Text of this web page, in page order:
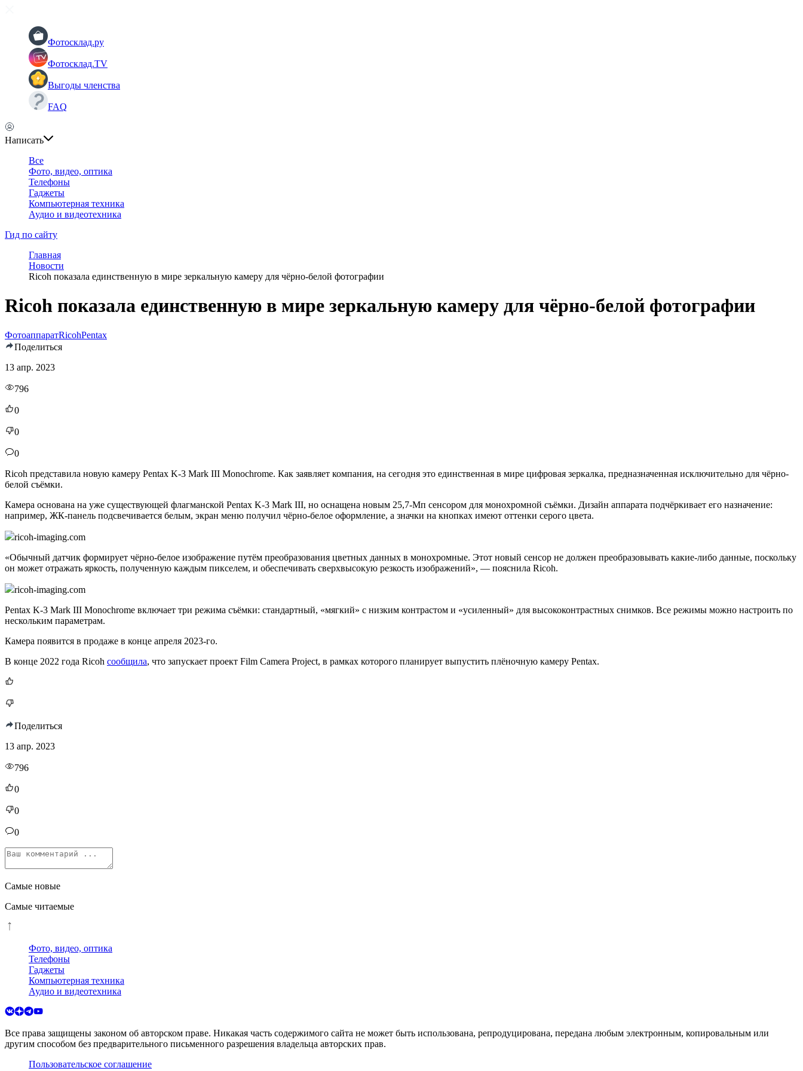
Фотосклад.ру
Фотосклад.TV
Выгоды членства
FAQ
Написать
Все
Фото, видео, оптика
Телефоны
Гаджеты
Компьютерная техника
Аудио и видеотехника
Гид по сайту
Главная
Новости
Ricoh показала единственную в мире зеркальную камеру для чёрно-белой фотографии
Ricoh показала единственную в мире зеркальную камеру для чёрно-белой фотографии
ФотоаппаратRicohPentax
Поделиться
13 апр. 2023
796
0
0
0
Ricoh представила новую камеру Pentax K-3 Mark III Monochrome. Как заявляет компания, на сегодня это единственная в мире цифровая зеркалка, предназначенная исключительно для чёрно-
белой съёмки.
Камера основана на уже существующей флагманской Pentax K-3 Mark III, но оснащена новым 25,7-Мп сенсором для монохромной съёмки. Дизайн аппарата подчёркивает его назначение:
например, ЖК-панель подсвечивается белым, экран меню получил чёрно-белое оформление, а значки на кнопках имеют оттенки серого цвета.
ricoh-imaging.com
«Обычный датчик формирует чёрно-белое изображение путём преобразования цветных данных в монохромные. Этот новый сенсор не должен преобразовывать какие-либо данные, поскольку
он может отражать яркость, полученную каждым пикселем, и обеспечивать сверхвысокую резкость изображений», — пояснила Ricoh.
ricoh-imaging.com
Pentax K-3 Mark III Monochrome включает три режима съёмки: стандартный, «мягкий» с низким контрастом и «усиленный» для высококонтрастных снимков. Все режимы можно настроить по
нескольким параметрам.
Камера появится в продаже в конце апреля 2023-го.
В конце 2022 года Ricoh сообщила, что запускает проект Film Camera Project, в рамках которого планирует выпустить плёночную камеру Pentax.
Поделиться
13 апр. 2023
796
0
0
0
Самые новые
Самые читаемые
Фото, видео, оптика
Телефоны
Гаджеты
Компьютерная техника
Аудио и видеотехника
Все права защищены законом об авторском праве. Никакая часть содержимого сайта не может быть использована, репродуцирована, передана любым электронным, копировальным или
другим способом без предварительного письменного разрешения владельца авторских прав.
Пользовательское соглашение